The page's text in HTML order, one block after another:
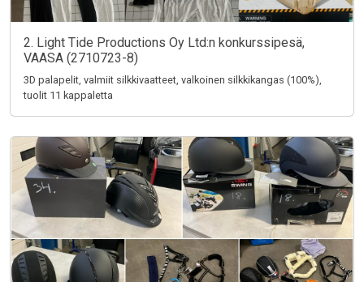
2. Light Tide Productions Oy Ltd:n konkurssipesä,
VAASA (2710723-8)
3D palapelit, valmiit silkkivaatteet, valkoinen silkkikangas (100%),
tuolit 11 kappaletta